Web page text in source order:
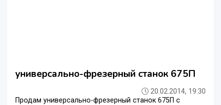
универсально-фрезерный станок 675П
20.02.2014, 19:30
Продам универсально-фрезерный станок 675П с